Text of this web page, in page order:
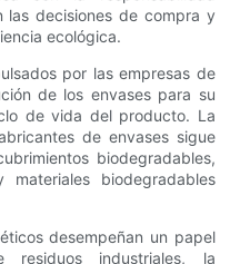
las decisiones de compra y
ecológica.
​​por las empresas de
de los envases para su
de vida del producto. La
de envases sigue
biodegradables,
biodegradables
desempeñan un papel
industriales, la